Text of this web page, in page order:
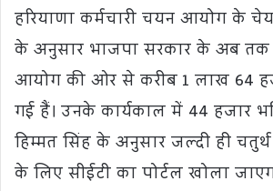
हरियाणा कर्मचारी चयन आयोग के
के अनुसार भाजपा सरकार के अब
आयोग की ओर से करीब 1 लाख 64
गई हैं। उनके कार्यकाल में 44 हजार
हिम्मत सिंह के अनुसार जल्दी ही चतुर्थ
के लिए सीईटी का पोर्टल खोला